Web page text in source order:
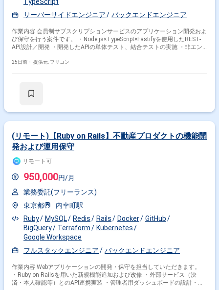
サーバーサイドエンジニア
バックエンドエンジニア
作業内容 会員制サブスクリプションサービスのアプリケーション開発およ
び保守を行う案件です。 ・Node.js×TypeScript×Fastifyを使用したREST-
API設計／開発 ・開発したAPIの単体テスト、結合テストの実施 ・非エン
メントの作成
25日前・ 提供元: フリコン
(リモート)【Ruby on Rails】不動産プロダクトの機能開
発および運用保守
リモート可
950,000円/月
業務委託(フリーランス)
東京都
内幸町駅
Ruby
MySQL Redis Rails Docker
GitHub
BigQuery
Terraform
Kubernetes
Google Workspace
フルスタックエンジニア
バックエンドエンジニア
作業内容 Webアプリケーションの開発・保守を担当していただきます。
・Ruby on Railsを用いた新規機能追加および改修 ・外部サービス（決
済・本人確認等）とのAPI連携実装 ・管理者用ダッシュボードの設計・開